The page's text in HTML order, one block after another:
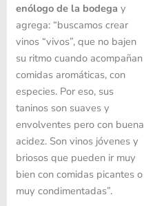
enólogo de la bodega y
agrega: “buscamos crear
vinos “vivos”, que no bajen
su ritmo cuando acompañan
comidas aromáticas, con
especies. Por eso, sus
taninos son suaves y
envolventes pero con buena
acidez. Son vinos jóvenes y
briosos que pueden ir muy
bien con comidas picantes o
muy condimentadas”.